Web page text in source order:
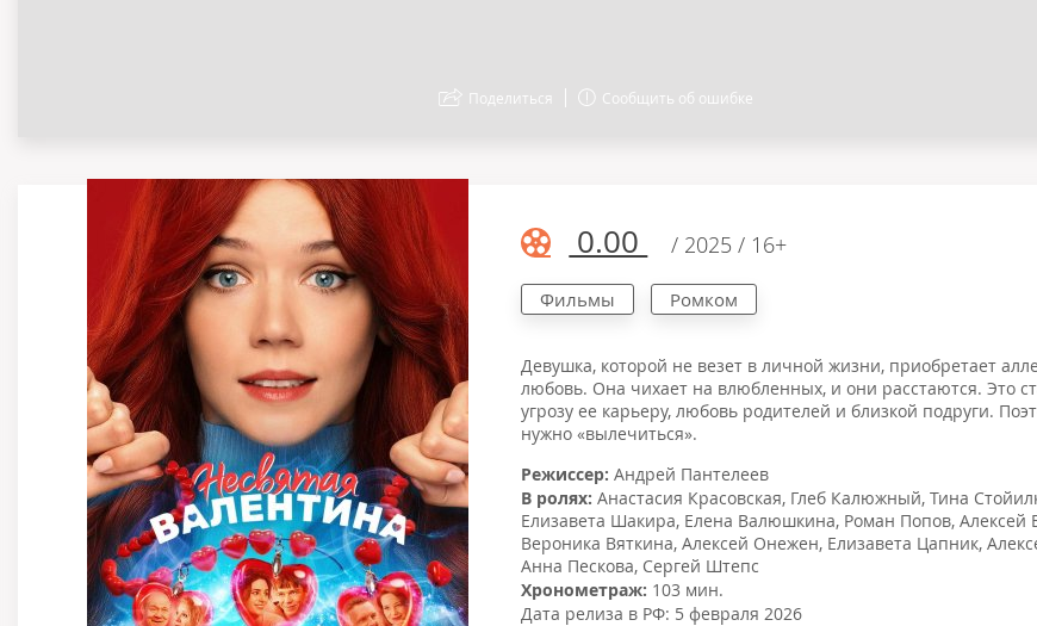
Поделиться Сообщить об ошибке
0.00 / 2025 / 16+
Фильмы Ромком
Девушка, которой не везет в личной жизни, приобретает
любовь. Она чихает на влюбленных, и они расстаются. Это
угрозу ее карьеру, любовь родителей и близкой подруги.
нужно «вылечиться».
Режиссер: Андрей Пантелеев
В ролях: Анастасия Красовская, Глеб Калюжный,Тина
Елизавета Шакира, Елена Валюшкина, Роман Попов,Алексей
Вероника Вяткина,Алексей Онежен, Елизавета Цапник,
Анна Пескова, Сергей Штепс
Хронометраж: 103 мин.
Дата релиза в РФ: 5 февраля 2026